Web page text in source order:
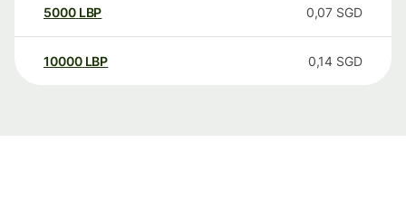
5000 LBP 0,07 SGD
10000 LBP 0,14 SGD